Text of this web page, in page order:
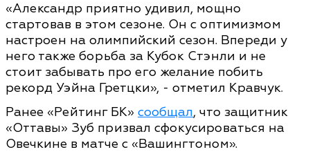
«Александр приятно удивил, мощно
стартовав в этом сезоне. Он с оптимизмом
настроен на олимпийский сезон. Впереди у
него также борьба за Кубок Стэнли и не
стоит забывать про его желание побить
рекорд Уэйна Гретцки», - отметил Кравчук.
Ранее «Рейтинг БК» сообщал, что защитник
«Оттавы» Зуб призвал сфокусироваться на
Овечкине в матче с «Вашингтоном».